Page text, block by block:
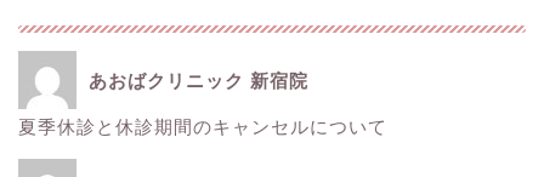
あおばクリニック 新宿院
夏季休診と休診期間のキャンセルについて